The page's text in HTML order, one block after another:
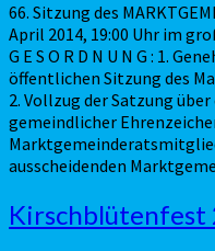
66. Sitzung des
April 2014, 19:00 Uhr im
G E S O R D N U N G : 1.
öffentlichen Sitzung des
2. Vollzug der Satzung
gemeindlicher
ausscheidenden
Kirschblütenfest
2014
Kirschblütenfest